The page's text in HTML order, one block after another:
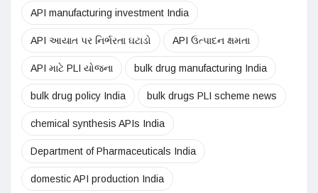
API manufacturing investment India
API આયાત પર નિર્ભરતા ઘટાડો API ઉત્પાદન ક્ષમતા
API માટે PLI યોજના bulk drug manufacturing India
bulk drug policy India bulk drugs PLI scheme news
chemical synthesis APIs India
Department of Pharmaceuticals India
domestic API production India